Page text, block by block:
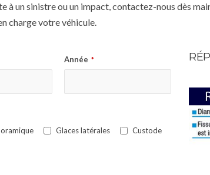
à un sinistre ou un impact, contactez-nous dès
charge votre véhicule.
Année *
Glaces latérales Custode